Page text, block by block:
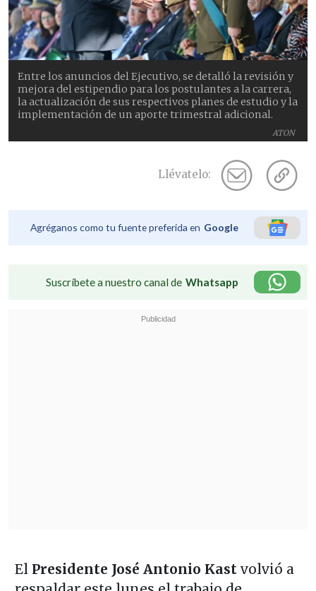
ATON
Entre los anuncios del Ejecutivo, se detalló la revisión y
mejora del estipendio para los postulantes a la carrera,
la actualización de sus respectivos planes de estudio y la
implementación de un aporte trimestral adicional.
Llévatelo:
Agréganos como tu fuente preferida en Google
Suscríbete a nuestro canal de Whatsapp
El Presidente José Antonio Kastvolvió a